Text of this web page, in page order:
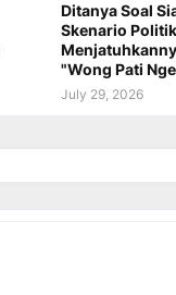
Ditanya Soal
Skenario
"Wong Pati
July 29, 2026